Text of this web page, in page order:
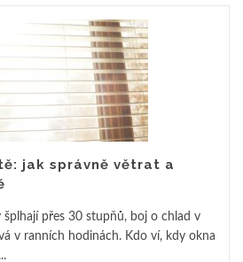
jak správně větrat a
šplhají přes 30 stupňů, boj o chlad v
v ranních hodinách. Kdo ví, kdy okna